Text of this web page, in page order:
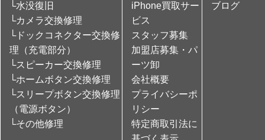
└水没復旧
└カメラ交換修理
└ドックコネクター交換修
理（充電部分）
└スピーカー交換修理
└ホームボタン交換修理
└スリープボタン交換修理
（電源ボタン）
└その他修理
iPhone買取サー
ビス
スタッフ募集
加盟店募集・パ
ーツ卸
会社概要
プライバシーポ
リシー
特定商取引法に
ブログ